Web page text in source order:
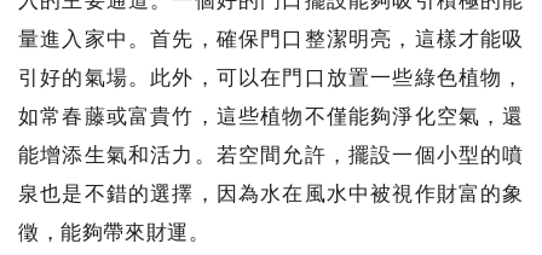
量進入家中。首先，確保門口整潔明亮，這樣才能吸
引好的氣場。此外，可以在門口放置一些綠色植物，
如常春藤或富貴竹，這些植物不僅能夠淨化空氣，還
能增添生氣和活力。若空間允許，擺設一個小型的噴
泉也是不錯的選擇，因為水在風水中被視作財富的象
徵，能夠帶來財運。